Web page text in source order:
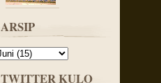
ARSIP
TWITTER KULO